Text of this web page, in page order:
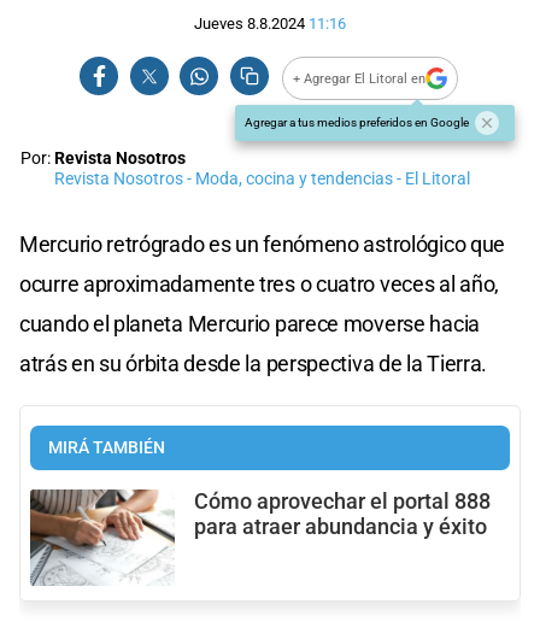
Jueves 8.8.2024 11:16
+ Agregar El Litoral en
Agregar a tus medios preferidos en Google
Por:Revista Nosotros
Revista Nosotros - Moda, cocina y tendencias - El Litoral
Mercurio retrógrado es un fenómeno astrológico que
ocurre aproximadamente tres o cuatro veces al año,
cuando el planeta Mercurio parece moverse hacia
atrás en su órbita desde la perspectiva de la Tierra.
MIRÁ TAMBIÉN
Cómo aprovechar el portal 888
para atraer abundancia y éxito